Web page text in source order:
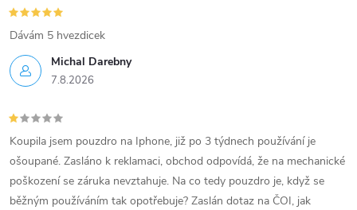
v
ý
p
i
s
u
Michal Darebny
7.8.2026
Dávám 5 hvezdicek
Koupila jsem pouzdro na Iphone, již po 3 týdnech používání je
ošoupané. Zasláno k reklamaci, obchod odpovídá, že na mechanické
poškození se záruka nevztahuje. Na co tedy pouzdro je, když se
běžným používáním tak opotřebuje? Zaslán dotaz na ČOI, jak